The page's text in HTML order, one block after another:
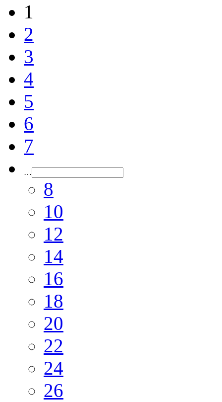
1
2
3
4
5
6
7
…
8
10
12
14
16
18
20
22
24
26